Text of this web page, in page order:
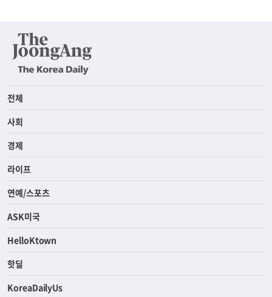
전체
사회
경제
라이프
연예/스포츠
ASK미국
HelloKtown
핫딜
KoreaDailyUs